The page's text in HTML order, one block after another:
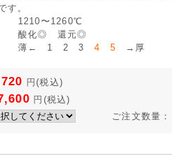
す。
1210〜1260℃
酸化◎ 還元◎
薄← 1 2 34 5 →厚
円(税込)
円 (税込)
ご注文数量：